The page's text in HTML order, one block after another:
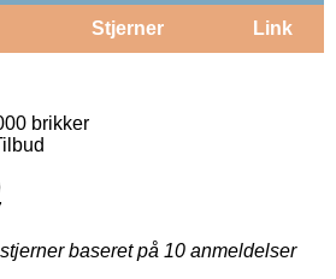
Stjerner Link
brikker
baseret på 10 anmeldelser